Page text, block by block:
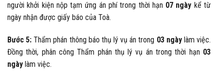
người khởi kiện nộp tạm ứng án phí trong thời hạn 07 ngày kể từ
ngày nhận được giấy báo của Toà.
Bước 5: Thẩm phán thông báo thụ lý vụ án trong 03 ngàylàm việc.
Đồng thời, phân công Thẩm phán thụ lý vụ án trong thời hạn 03
ngày làm việc.